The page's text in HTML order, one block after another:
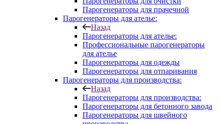
Парогенераторы для прачечной
Парогенераторы для ателье:
Назад
Парогенераторы для ателье:
Профессиональные парогенераторы
для ателье
Парогенераторы для одежды
Парогенераторы для отпаривания
Парогенераторы для производства:
Назад
Парогенераторы для производства:
Парогенераторы для бетонного завода
Парогенераторы для швейного